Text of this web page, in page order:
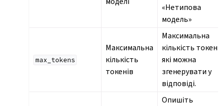
«Нетипова
модель»
max_tokens
Максимальна
кількість
токенів
Максимальна
кількість
які можна
згенерувати у
відповіді.
Опишіть